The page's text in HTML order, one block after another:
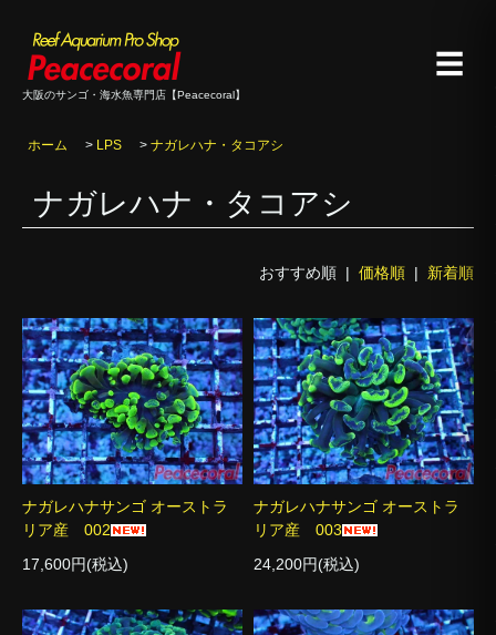
大阪のサンゴ・海水魚専門店【Peacecoral】
☰
ホーム > LPS > ナガレハナ・タコアシ
ナガレハナ・タコアシ
おすすめ順 | 価格順 | 新着順
ナガレハナサンゴ オーストラ
リア産 002
17,600円(税込)
ナガレハナサンゴ オーストラ
リア産 003
24,200円(税込)